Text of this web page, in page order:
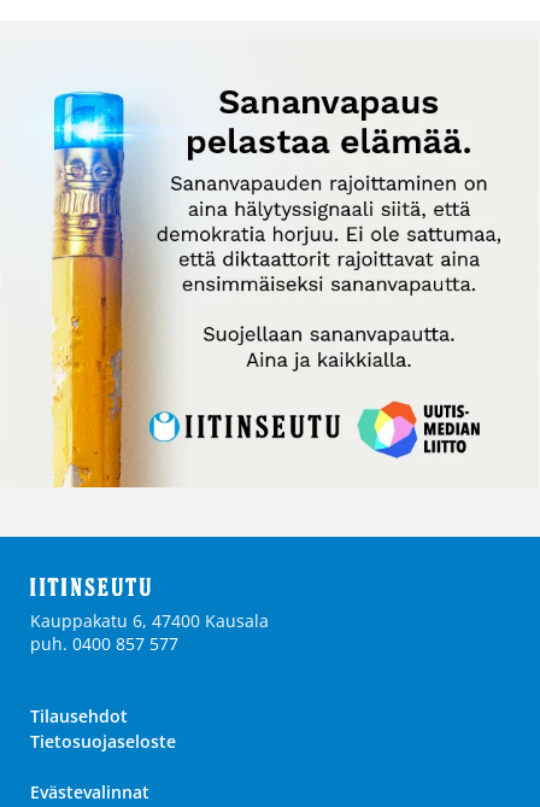
Kauppakatu 6, 47400 Kausala
puh. 0400 857 577
Tilausehdot
Tietosuojaseloste
Evästevalinnat